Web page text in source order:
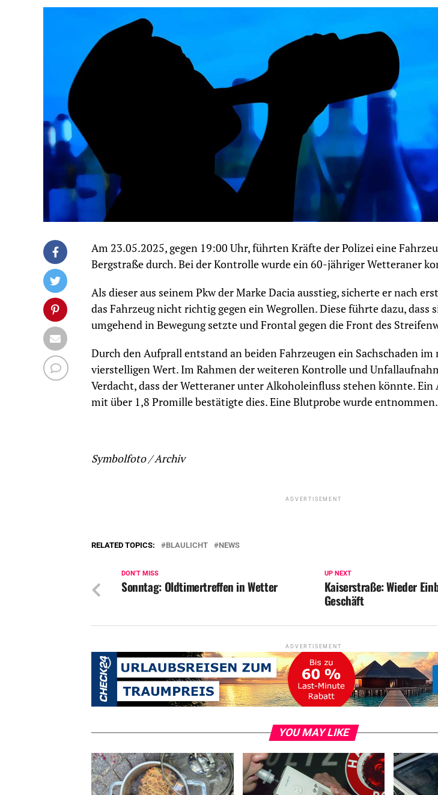
Am 23.05.2025, gegen 19:00 Uhr, führten Kräfte der Polizei eine
Bergstraße durch. Bei der Kontrolle wurde ein 60-jähriger Wetteraner
Als dieser aus seinem Pkw der Marke Dacia ausstieg, sicherte er nach
das Fahrzeug nicht richtig gegen ein Wegrollen. Diese führte dazu, dass
umgehend in Bewegung setzte und Frontal gegen die Front des
Durch den Aufprall entstand an beiden Fahrzeugen ein Sachschaden
vierstelligen Wert. Im Rahmen der weiteren Kontrolle und
Verdacht, dass der Wetteraner unter Alkoholeinfluss stehen könnte.
mit über 1,8 Promille bestätigte dies. Eine Blutprobe wurde entnommen.
Symbolfoto / Archiv
ADVERTISEMENT
RELATED TOPICS: BLAULICHT NEWS
UP NEXT
Kaiserstraße: Wieder
Geschäft
DON'T MISS
Sonntag: Oldtimertreffen in Wetter
ADVERTISEMENT
YOU MAY LIKE